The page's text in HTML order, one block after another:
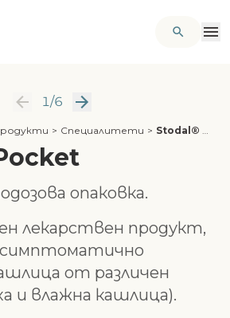
1/6
> Специалитети > Stodal® Pocket
опаковка.
лекарствен продукт,
симптоматично
от различен
и влажна кашлица).